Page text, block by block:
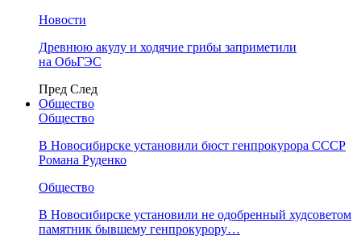
Новости
Древнюю акулу и ходячие грибы заприметили
на ОбьГЭС
Пред След
Общество
Общество
В Новосибирске установили бюст генпрокурора СССР
Романа Руденко
Общество
В Новосибирске установили не одобренный худсоветом
памятник бывшему генпрокурору…